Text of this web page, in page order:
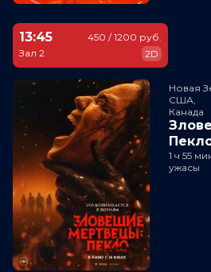
13:45
Зал 2
450 / 1200 руб.
2D
Новая
США,
Канада
1 ч 55
ужасы